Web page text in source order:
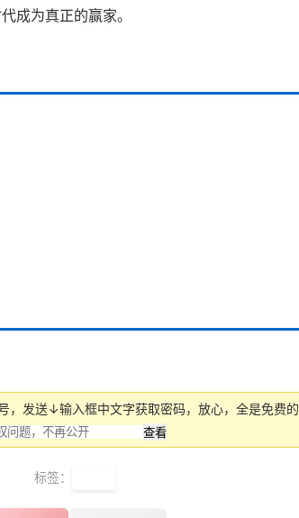
成为真正的赢家。
，发送↓输入框中文字获取密码，放心，全是免费的
标签：